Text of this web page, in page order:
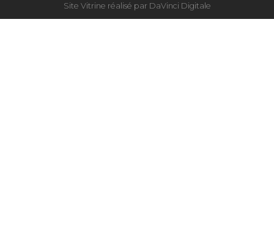
Site Vitrine réalisé par DaVinci Digitale